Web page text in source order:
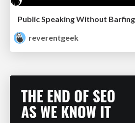
reverentgeek